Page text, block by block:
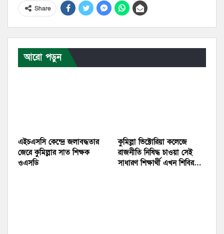
Share
আরো পড়ুন
এইচএসসি কেন্দ্রে জলাবদ্ধতার
জেরে কুমিল্লার সাত শিক্ষক
ওএসডি
কুমিল্লা ভিক্টোরিয়া কলেজে
রাজনীতি নিষিদ্ধ চাওয়া সেই
সাধারণ শিক্ষার্থী এখন শিবির…